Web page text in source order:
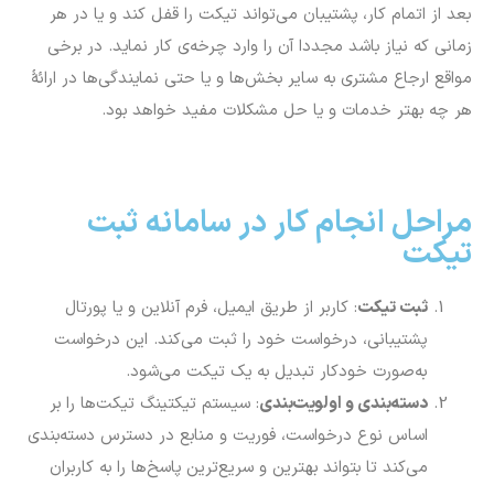
بعد از اتمام کار، پشتیبان می‌تواند تیکت را قفل کند و یا در هر
زمانی که نیاز باشد مجددا آن را وارد چرخه‌ی کار نماید. در برخی
مواقع ارجاع مشتری به سایر بخش‌ها و یا حتی نمایندگی‌ها در ارائۀ
هر چه بهتر خدمات و یا حل مشکلات مفید خواهد بود.
مراحل انجام کار در سامانه ثبت
تیکت
ثبت تیکت: کاربر از طریق ایمیل، فرم آنلاین و یا پورتال
پشتیبانی، درخواست خود را ثبت می‌کند. این درخواست
به‌صورت خودکار تبدیل به یک تیکت می‌شود.
دسته‌بندی و اولویت‌بندی: سیستم تیکتینگ تیکت‌ها را بر
اساس نوع درخواست، فوریت و منابع در دسترس دسته‌بندی
می‌کند تا بتواند بهترین و سریع‌ترین پاسخ‌ها را به کاربران